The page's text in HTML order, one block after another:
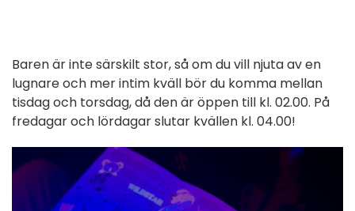
Baren är inte särskilt stor, så om du vill njuta av en
lugnare och mer intim kväll bör du komma mellan
tisdag och torsdag, då den är öppen till kl. 02.00. På
fredagar och lördagar slutar kvällen kl. 04.00!